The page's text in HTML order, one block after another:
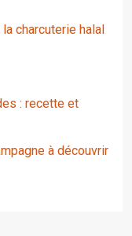
charcuterie halal
: recette et
à découvrir